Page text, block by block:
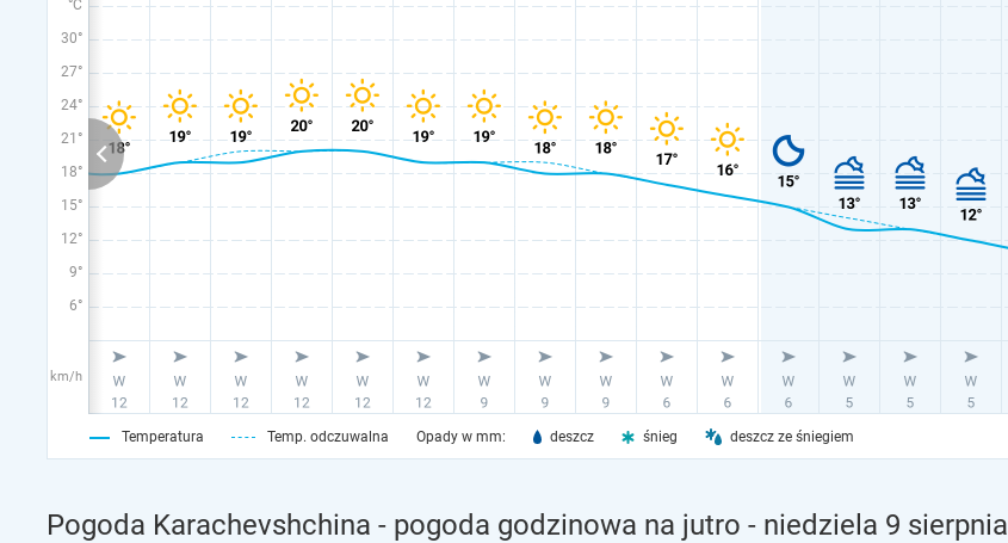
°C
30°
27°
24°
21°
18°
15°
12°
9°
6°
km/h
Temperatura Temp. odczuwalna Opady w mm: deszcz śnieg deszcz ze śniegiem
Pogoda Karachevshchina - pogoda godzinowa na jutro - niedziela 9 sierpnia